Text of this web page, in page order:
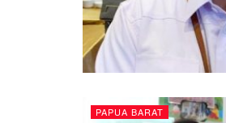
PAPUA BARAT